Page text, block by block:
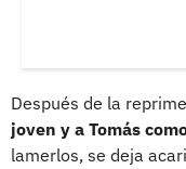
Después de la
joven y a Tomás
lamerlos, se deja